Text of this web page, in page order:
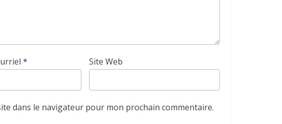
* Site Web
dans le navigateur pour mon prochain commentaire.